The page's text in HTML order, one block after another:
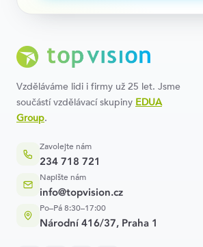
Vzděláváme lidi i firmy už 25 let. Jsme
součástí vzdělávací skupiny EDUA
Group.
Zavolejte nám
234 718 721
Napište nám
info@topvision.cz
Po–Pá 8:30–17:00
Národní 416/37, Praha 1